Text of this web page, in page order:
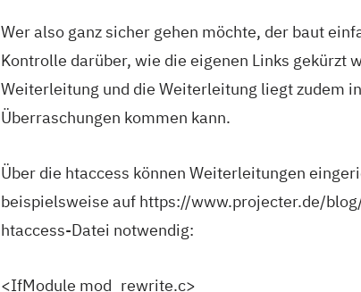
Wer also ganz sicher gehen möchte, der baut
Kontrolle darüber, wie die eigenen Links gekürzt
Weiterleitung und die Weiterleitung liegt zudem
Überraschungen kommen kann.
Über die htaccess können Weiterleitungen
beispielsweise auf https://www.projecter.de/
htaccess-Datei notwendig:
<IfModule mod_rewrite.c>